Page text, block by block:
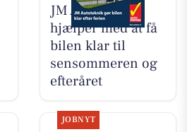
JM Autoteknik
hjælper med at få
bilen klar til
sensommeren og
efteråret
JOBNYT